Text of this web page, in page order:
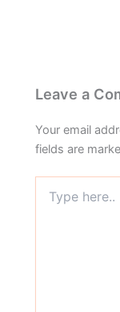
Leave a
Your email
fields are
here..